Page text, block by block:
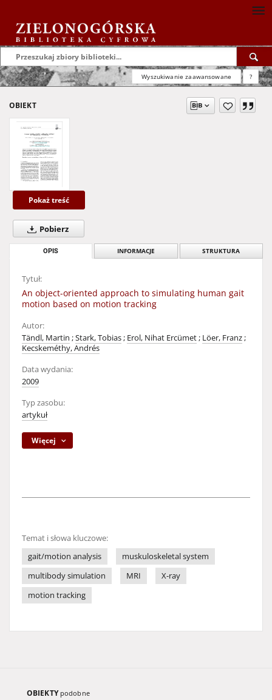
Wyszukiwanie zaawansowane ?
OBIEKT
Pokaż treść
Pobierz
OPIS INFORMACJE STRUKTURA
Tytuł:
An object-oriented approach to simulating human gait
motion based on motion tracking
Autor:
Tändl, Martin ;Stark, Tobias; Erol, Nihat Ercümet; Löer, Franz;
Kecskeméthy, Andrés
Data wydania:
2009
Typ zasobu:
artykuł
Więcej
Temat i słowa kluczowe:
gait/motion analysis
muskuloskeletal system
multibody simulation
MRI
X-ray
motion tracking
OBIEKTY podobne